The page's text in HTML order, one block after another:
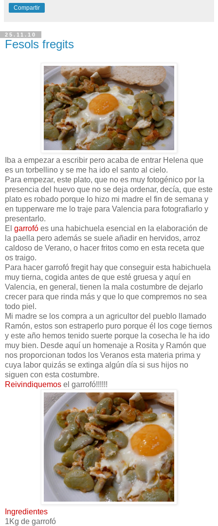
Compartir
25.11.10
Fesols fregits
Iba a empezar a escribir pero acaba de entrar Helena que
es un torbellino y se me ha ido el santo al cielo.
Para empezar, este plato, que no es muy fotogénico por la
presencia del huevo que no se deja ordenar, decía, que este
plato es robado porque lo hizo mi madre el fin de semana y
en tupperware me lo traje para Valencia para fotografiarlo y
presentarlo.
El garrofó es una habichuela esencial en la elaboración de
la paella pero además se suele añadir en hervidos, arroz
caldoso de Verano, o hacer fritos como en esta receta que
os traigo.
Para hacer garrofó fregit hay que conseguir esta habichuela
muy tierna, cogida antes de que esté gruesa y aquí en
Valencia, en general, tienen la mala costumbre de dejarlo
crecer para que rinda más y que lo que compremos no sea
todo piel.
Mi madre se los compra a un agricultor del pueblo llamado
Ramón, estos son estraperlo puro porque él los coge tiernos
y este año hemos tenido suerte porque la cosecha le ha ido
muy bien. Desde aquí un homenaje a Rosita y Ramón que
nos proporcionan todos los Veranos esta materia prima y
cuya labor quizás se extinga algún día si sus hijos no
siguen con esta costumbre.
Reivindiquemos el garrofó!!!!!!
Ingredientes
1Kg de garrofó